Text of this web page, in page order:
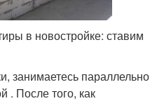
в новостройке: ставим
занимаетесь параллельно
. После того, как